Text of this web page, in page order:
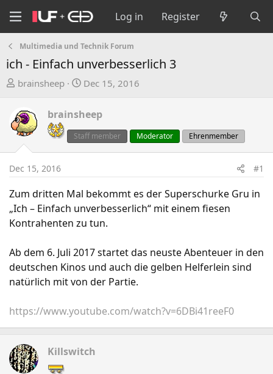
Log in Register
Multimedia und Technik Forum
ich - Einfach unverbesserlich 3
T
r
e
a
d
t
a
e
brainsheep
S
t
d
t
e
Dec 15, 2016
brainsheep
Staff member Moderator Ehrenmember
Dec 15, 2016 #1
Zum dritten Mal bekommt es der Superschurke Gru in
„Ich – Einfach unverbesserlich“ mit einem fiesen
Kontrahenten zu tun.
Ab dem 6. Juli 2017 startet das neuste Abenteuer in den
deutschen Kinos und auch die gelben Helferlein sind
natürlich mit von der Partie.
https://www.youtube.com/watch?v=6DBi41reeF0
Killswitch